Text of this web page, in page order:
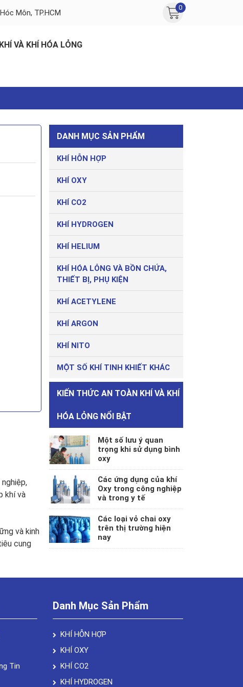
Môn, TP.HCM
0
VÀ KHÍ HÓA LỎNG
khí và
và kinh
cung
DANH MỤC SẢN PHẨM
KHÍ HỖN HỢP
KHÍ OXY
KHÍ CO2
KHÍ HYDROGEN
KHÍ HELIUM
KHÍ HÓA LỎNG VÀ BỒN CHỨA,
THIẾT BỊ, PHỤ KIỆN
KHÍ ACETYLENE
KHÍ ARGON
KHÍ NITO
MỘT SỐ KHÍ TINH KHIẾT KHÁC
KIẾN THỨC AN TOÀN KHÍ VÀ KHÍ
HÓA LỎNG NỔI BẬT
Một số lưu ý quan
trọng khi sử dụng bình
oxy
Các ứng dụng của khí
Oxy trong công nghiệp
và trong y tế
Các loại vỏ chai oxy
trên thị trường hiện
nay
Tin
Danh Mục Sản Phẩm
KHÍ HỖN HỢP
KHÍ OXY
KHÍ CO2
KHÍ HYDROGEN